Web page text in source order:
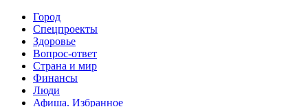
Город
Спецпроекты
Здоровье
Вопрос-ответ
Страна и мир
Финансы
Люди
Афиша. Избранное